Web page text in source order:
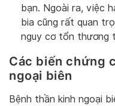
bạn. Ngoài ra, việc
bia cũng rất quan
nguy cơ tổn thương
Các biến chứng
ngoại biên
Bệnh thần kinh ngoại